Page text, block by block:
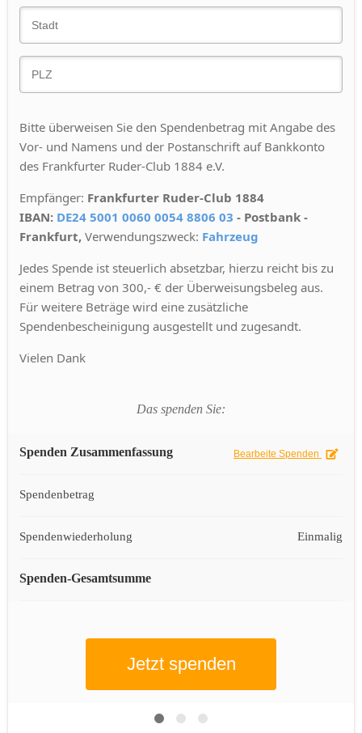
Bitte überweisen Sie den Spendenbetrag mit Angabe des
Vor- und Namens und der Postanschrift auf Bankkonto
des Frankfurter Ruder-Club 1884 e.V.
Empfänger: Frankfurter Ruder-Club 1884
IBAN: DE24 5001 0060 0054 8806 03 - Postbank -
Frankfurt, Verwendungszweck: Fahrzeug
Jedes Spende ist steuerlich absetzbar, hierzu reicht bis zu
einem Betrag von 300,- € der Überweisungsbeleg aus.
Für weitere Beträge wird eine zusätzliche
Spendenbescheinigung ausgestellt und zugesandt.
Vielen Dank
Das spenden Sie:
Spenden Zusammenfassung Bearbeite Spenden
Spendenbetrag
Spendenwiederholung Einmalig
Spenden-Gesamtsumme